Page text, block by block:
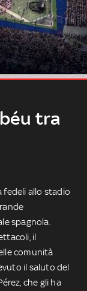
tra
fedeli allo stadio
spagnola.
il
comunità
il saluto del
che gli ha